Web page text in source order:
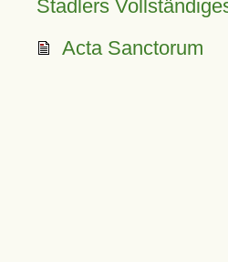
Stadlers
Acta Sanctorum